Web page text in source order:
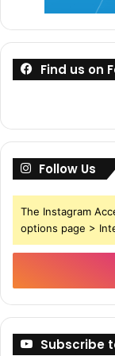
saya Zuhairi
Nopiah.
Pengurusan
boleh membawa
kepentingannya
alpa dan lalai.
Saya nak
Saya pernah
bagaimana
Find us on
Follow Us
The Instagram
options page >
Subscribe